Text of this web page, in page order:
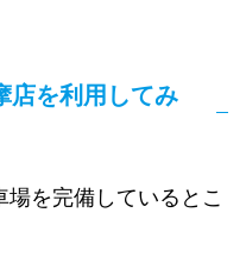
店を利用してみ
を完備しているとこ